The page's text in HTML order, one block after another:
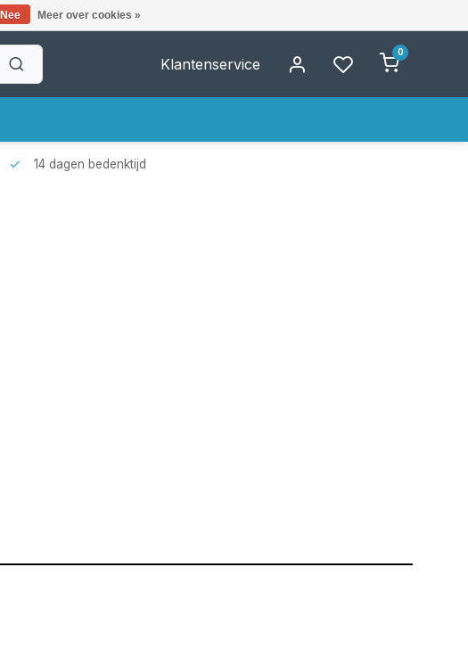
Klantenservice
0
14 dagen bedenktijd
Nee Meer over cookies »